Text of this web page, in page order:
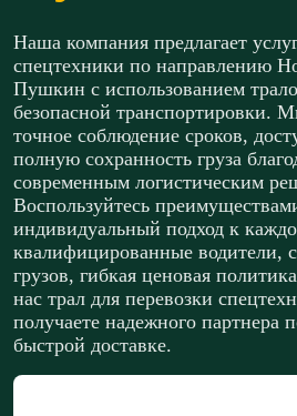
Наша компания предлагает
спецтехники по направлению
Пушкин с использованием
безопасной транспортировки.
точное соблюдение сроков,
полную сохранность груза
современным логистическим
Воспользуйтесь
индивидуальный подход к
квалифицированные водители,
грузов, гибкая ценовая
нас трал для перевозки
получаете надежного партнера
быстрой доставке.